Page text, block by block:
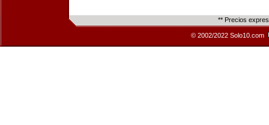
** Precios
© 2002/2022 Solo10.com